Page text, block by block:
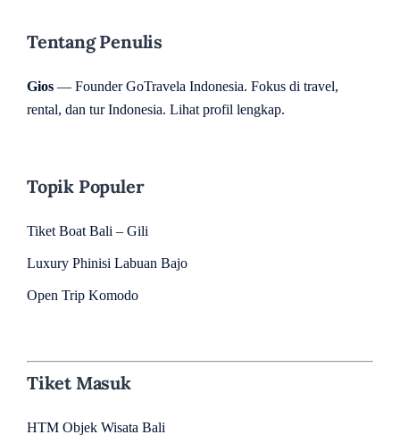
Tentang Penulis
Gios — Founder GoTravela Indonesia. Fokus di travel,
rental, dan tur Indonesia. Lihat profil lengkap.
Topik Populer
Tiket Boat Bali – Gili
Luxury Phinisi Labuan Bajo
Open Trip Komodo
Tiket Masuk
HTM Objek Wisata Bali